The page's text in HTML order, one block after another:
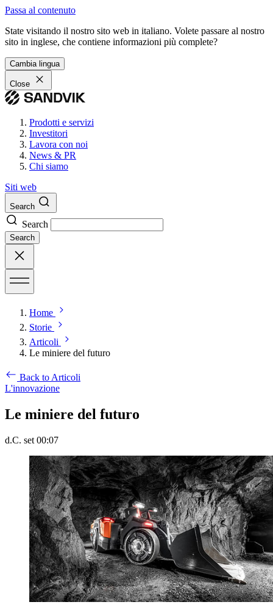
Passa al contenuto
State visitando il nostro sito web in italiano. Volete passare al nostro
sito in inglese, che contiene informazioni più complete?
Cambia lingua
Close
Prodotti e servizi
Investitori
Lavora con noi
News & PR
Chi siamo
Siti web
Search
Search
Search
Home
Storie
Articoli
Le miniere del futuro
Back to Articoli
L'innovazione
Le miniere del futuro
d.C. set 00:07